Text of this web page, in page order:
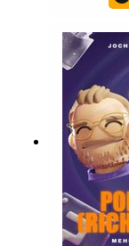
Kasse.
! 💰 Mit
Monate
unnötige
loslegen: